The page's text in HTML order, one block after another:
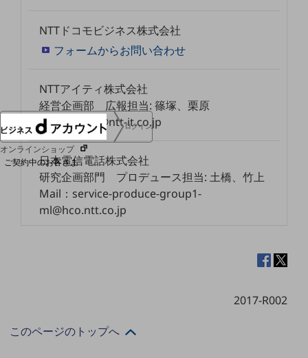
ログイン
オンラインショップ
ご契約中のお客さま
サービス別サポート情報
Web明細(ビリングステーション)
NTTドコモビジネス株式会社
フォームからお問い合わせ
NTTアイティ株式会社
経営企画部 広報担当: 篠塚、栗原
Mail：koho@ntt-it.co.jp
日本電信電話株式会社
研究企画部門 プロデュース担当: 土橋、竹上
Mail：service-produce-group1-
ml@hco.ntt.co.jp
2017-R002
このページのトップへ